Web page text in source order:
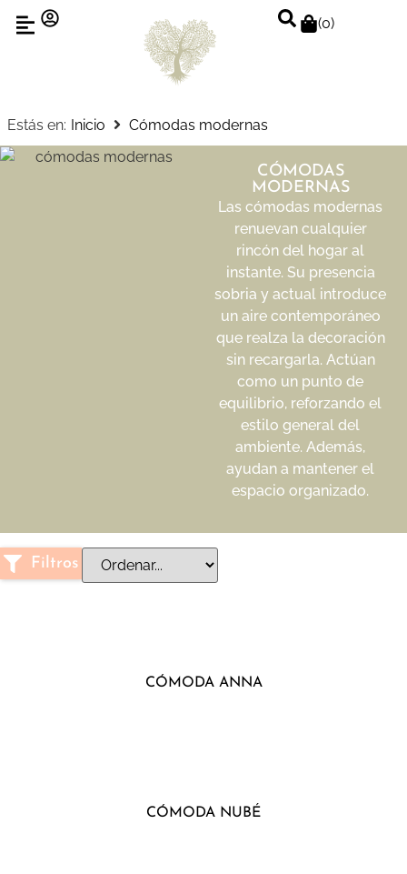
(0)
Estás en: Inicio Cómodas modernas
CÓMODAS
MODERNAS
Las cómodas modernas
renuevan cualquier
rincón del hogar al
instante. Su presencia
sobria y actual introduce
un aire contemporáneo
que realza la decoración
sin recargarla. Actúan
como un punto de
equilibrio, reforzando el
estilo general del
ambiente. Además,
ayudan a mantener el
espacio organizado.
Filtros
CÓMODA ANNA
CÓMODA NUBÉ